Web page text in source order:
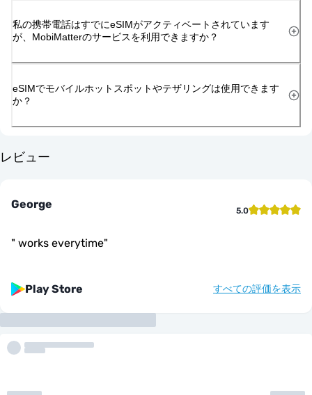
私の携帯電話はすでにeSIMがアクティベートされています
が、MobiMatterのサービスを利用できますか？
eSIMでモバイルホットスポットやテザリングは使用できます
か？
レビュー
George 5.0
" works everytime"
Play Store すべての評価を表示